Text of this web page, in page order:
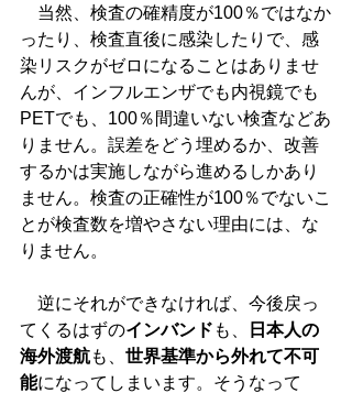
当然、検査の確精度が100％ではなか
ったり、検査直後に感染したりで、感
染リスクがゼロになることはありませ
んが、インフルエンザでも内視鏡でも
PETでも、100％間違いない検査などあ
りません。誤差をどう埋めるか、改善
するかは実施しながら進めるしかあり
ません。検査の正確性が100％でないこ
とが検査数を増やさない理由には、な
りません。
逆にそれができなければ、今後戻っ
てくるはずのインバンド も、
日本人の
海外渡航も、 世界基準から外れて不可
能になってしまいます。そうなって